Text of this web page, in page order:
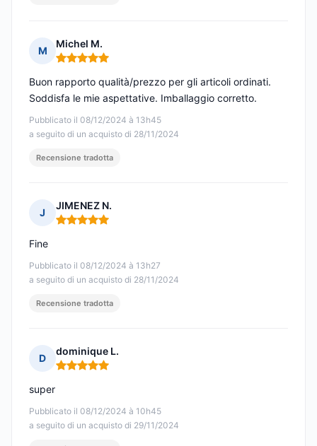
M
Michel M.
Nota: 5 su 5
Pubblicato il 08/12/2024 à 13h45
a seguito di un acquisto di 28/11/2024
Buon rapporto qualità/prezzo per gli articoli ordinati.
Soddisfa le mie aspettative. Imballaggio corretto.
Recensione tradotta
J
JIMENEZ N.
Nota: 5 su 5
Pubblicato il 08/12/2024 à 13h27
a seguito di un acquisto di 28/11/2024
Fine
Recensione tradotta
D
dominique L.
Nota: 5 su 5
Pubblicato il 08/12/2024 à 10h45
a seguito di un acquisto di 29/11/2024
super